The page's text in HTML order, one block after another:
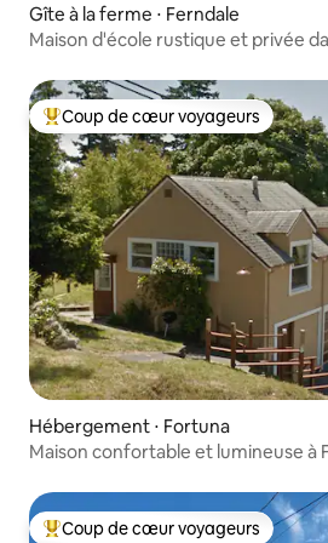
Gîte à la ferme ⋅ Ferndale
Maison d'école rustique et privée
Coups de cœur voyageurs les plus
Coup de cœur voyageurs
Hébergement ⋅ Fortuna
Maison confortable et lumineuse à
Coups de cœur voyageurs les plus
Coup de cœur voyageurs